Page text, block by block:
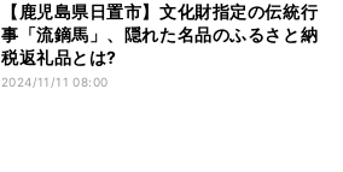
【鹿児島県日置市】文化財指定の伝統行
事「流鏑馬」、隠れた名品のふるさと納
税返礼品とは?
2024/11/11 08:00